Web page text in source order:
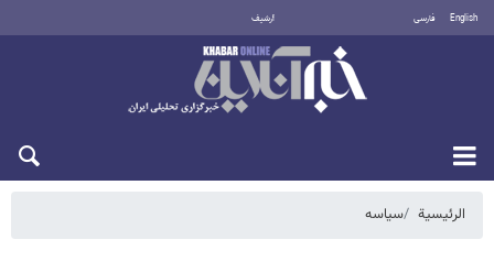
English فارسی أرشيف
الرئيسية سیاسه